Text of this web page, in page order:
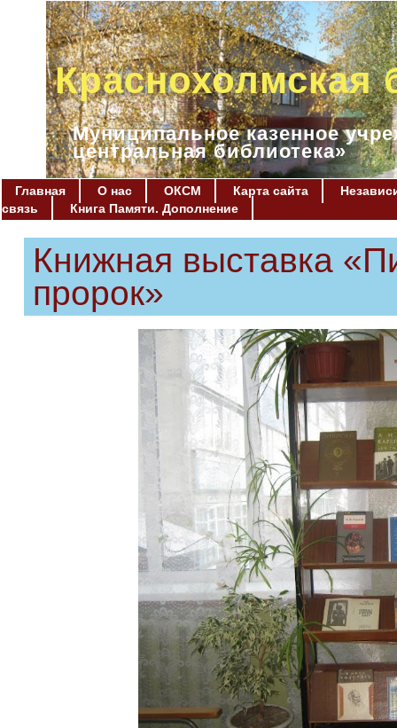
Краснохолмская
Муниципальное казенное
центральная библиотека»
Главная О нас ОКСМ Карта сайта
связь
Книга Памяти. Дополнение
Книжная выставка
пророк»